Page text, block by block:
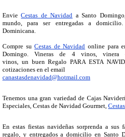
EnvieCestas de Navidad a Santo
mundo, para ser entregadas a
Dominicana.
Compre suCestas de Navidad online para
Domingo. Vineras de 4 vinos,
vinos, un buenRegalo PARA ESTA
cotizaciones en el email
canastasdenavidad@hotmail.com
Tenemos una gran variedad de Cajas
Especiales, Cestas de Navidad Gourmet,
En estas fiestas navideñas sorprenda a
regalo, y entregados a domicilio en Santo